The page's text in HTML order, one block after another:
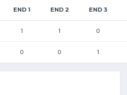
END 1 END 2 END 3
1 1 0
0 0 1